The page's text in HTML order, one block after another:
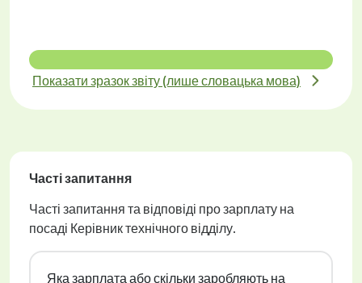
Показати зразок звіту (лише словацька мова)
Часті запитання
Часті запитання та відповіді про зарплату на
посаді Керівник технічного відділу.
Яка зарплата або скільки заробляють на